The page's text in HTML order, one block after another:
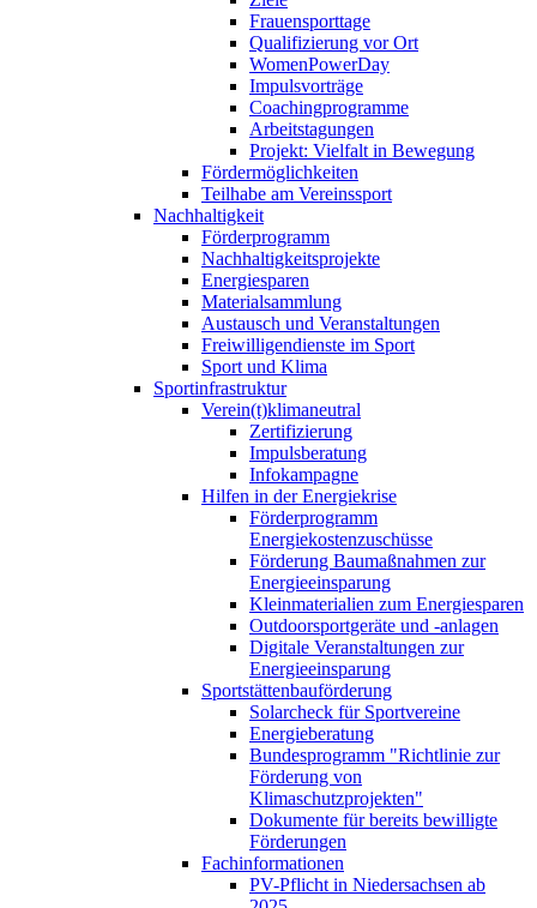
Frauensporttage
Qualifizierung vor Ort
WomenPowerDay
Impulsvorträge
Coachingprogramme
Arbeitstagungen
Projekt: Vielfalt in Bewegung
Fördermöglichkeiten
Teilhabe am Vereinssport
Nachhaltigkeit
Förderprogramm
Nachhaltigkeitsprojekte
Energiesparen
Materialsammlung
Austausch und Veranstaltungen
Freiwilligendienste im Sport
Sport und Klima
Sportinfrastruktur
Verein(t)klimaneutral
Zertifizierung
Impulsberatung
Infokampagne
Hilfen in der Energiekrise
Förderprogramm
Energiekostenzuschüsse
Förderung Baumaßnahmen zur
Energieeinsparung
Kleinmaterialien zum Energiesparen
Outdoorsportgeräte und -anlagen
Digitale Veranstaltungen zur
Energieeinsparung
Sportstättenbauförderung
Solarcheck für Sportvereine
Energieberatung
Bundesprogramm "Richtlinie zur
Förderung von
Klimaschutzprojekten"
Dokumente für bereits bewilligte
Förderungen
Fachinformationen
PV-Pflicht in Niedersachsen ab